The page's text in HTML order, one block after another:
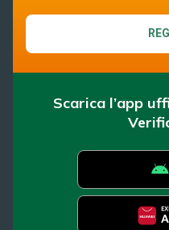
Scarica l’app